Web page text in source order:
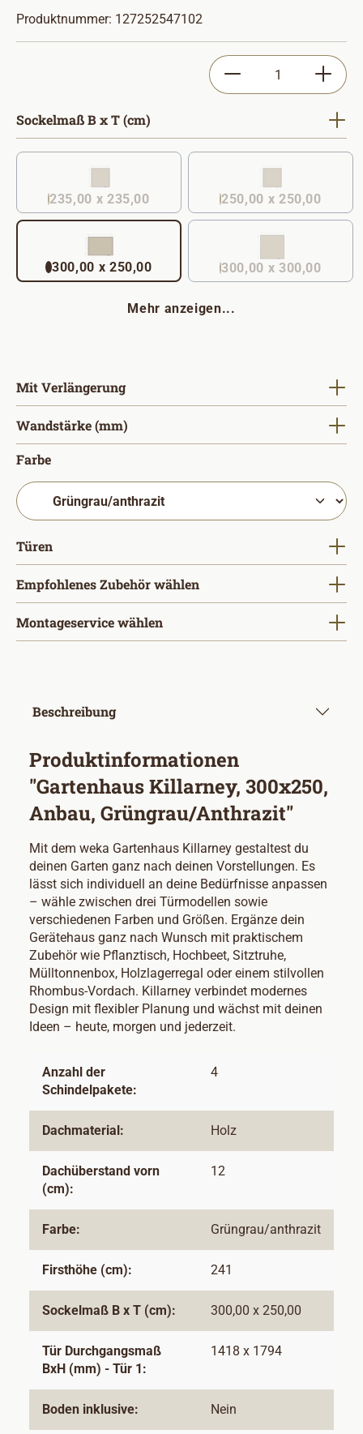
Produktnummer: 127252547102
Produkt Anzahl:
Sockelmaß B x T (cm)
235,00 x 235,00
(Diese Option ist zurzeit nicht verfügbar. )
250,00 x 250,00
300,00 x 250,00 300,00 x 300,00
Mehr anzeigen...
Mit Verlängerungauswählen
Wandstärke (mm)
Farbeauswählen
Türen
Empfohlenes Zubehör wählen
Montageservice wählen
Beschreibung
Produktinformationen
"Gartenhaus Killarney, 300x250,
Anbau, Grüngrau/Anthrazit"
Mit dem weka Gartenhaus Killarney gestaltest du
deinen Garten ganz nach deinen Vorstellungen. Es
lässt sich individuell an deine Bedürfnisse anpassen
– wähle zwischen drei Türmodellen sowie
verschiedenen Farben und Größen. Ergänze dein
Gerätehaus ganz nach Wunsch mit praktischem
Zubehör wie Pflanztisch, Hochbeet, Sitztruhe,
Mülltonnenbox, Holzlagerregal oder einem stilvollen
Rhombus-Vordach. Killarney verbindet modernes
Design mit flexibler Planung und wächst mit deinen
Ideen – heute, morgen und jederzeit.
Anzahl der
Schindelpakete:
4
Dachmaterial: Holz
Dachüberstand vorn
(cm):
12
Farbe: Grüngrau/anthrazit
Firsthöhe (cm): 241
Sockelmaß B x T (cm): 300,00 x 250,00
Tür Durchgangsmaß
BxH (mm) - Tür 1:
1418 x 1794
Boden inklusive: Nein